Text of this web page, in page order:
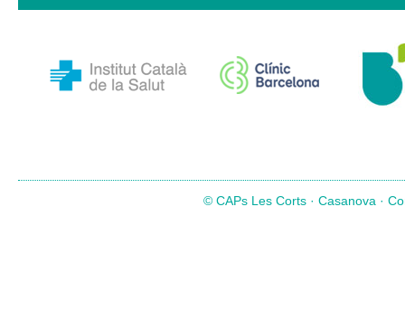
© CAPs Les Corts · Casanova ·